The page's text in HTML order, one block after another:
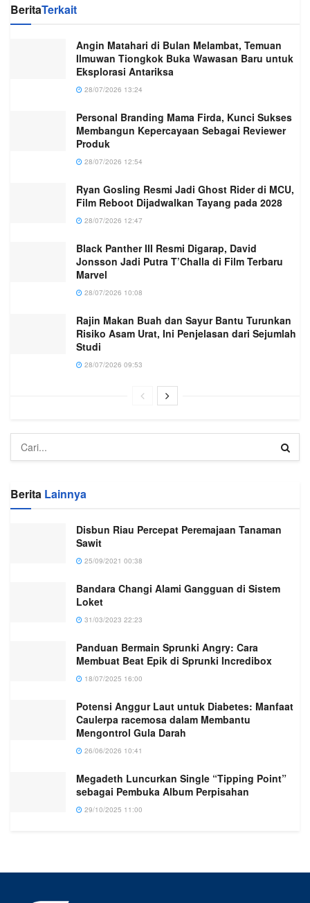
BeritaTerkait
Angin Matahari di Bulan Melambat, Temuan
Ilmuwan Tiongkok Buka Wawasan Baru untuk
Eksplorasi Antariksa
28/07/2026 13:24
Personal Branding Mama Firda, Kunci Sukses
Membangun Kepercayaan Sebagai Reviewer
Produk
28/07/2026 12:54
Ryan Gosling Resmi Jadi Ghost Rider di MCU,
Film Reboot Dijadwalkan Tayang pada 2028
28/07/2026 12:47
Black Panther III Resmi Digarap, David
Jonsson Jadi Putra T’Challa di Film Terbaru
Marvel
28/07/2026 10:08
Rajin Makan Buah dan Sayur Bantu Turunkan
Risiko Asam Urat, Ini Penjelasan dari Sejumlah
Studi
28/07/2026 09:53
Berita Lainnya
Disbun Riau Percepat Peremajaan Tanaman
Sawit
25/09/2021 00:38
Bandara Changi Alami Gangguan di Sistem
Loket
31/03/2023 22:23
Panduan Bermain Sprunki Angry: Cara
Membuat Beat Epik di Sprunki Incredibox
18/07/2025 16:00
Potensi Anggur Laut untuk Diabetes: Manfaat
Caulerpa racemosa dalam Membantu
Mengontrol Gula Darah
26/06/2026 10:41
Megadeth Luncurkan Single “Tipping Point”
sebagai Pembuka Album Perpisahan
29/10/2025 11:00